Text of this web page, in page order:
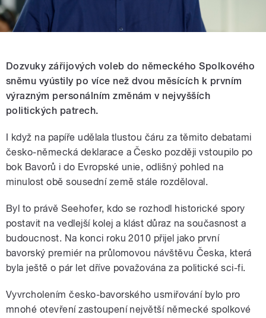
Dozvuky zářijových voleb do německého Spolkového
sněmu vyústily po více než dvou měsících k prvním
výrazným personálním změnám v nejvyšších
politických patrech.
I když na papíře udělala tlustou čáru za těmito debatami
česko-německá deklarace a Česko později vstoupilo po
bok Bavorů i do Evropské unie, odlišný pohled na
minulost obě sousední země stále rozděloval.
Byl to právě Seehofer, kdo se rozhodl historické spory
postavit na vedlejší kolej a klást důraz na současnost a
budoucnost. Na konci roku 2010 přijel jako první
bavorský premiér na průlomovou návštěvu Česka, která
byla ještě o pár let dříve považována za politické sci-fi.
Vyvrcholením česko-bavorského usmiřování bylo pro
mnohé otevření zastoupení největší německé spolkové